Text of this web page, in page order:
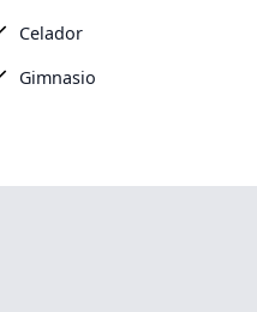
Celador
Gimnasio